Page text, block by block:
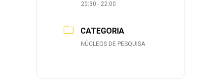
20:30 - 22:00
CATEGORIA
NÚCLEOS DE PESQUISA